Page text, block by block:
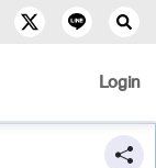
Login